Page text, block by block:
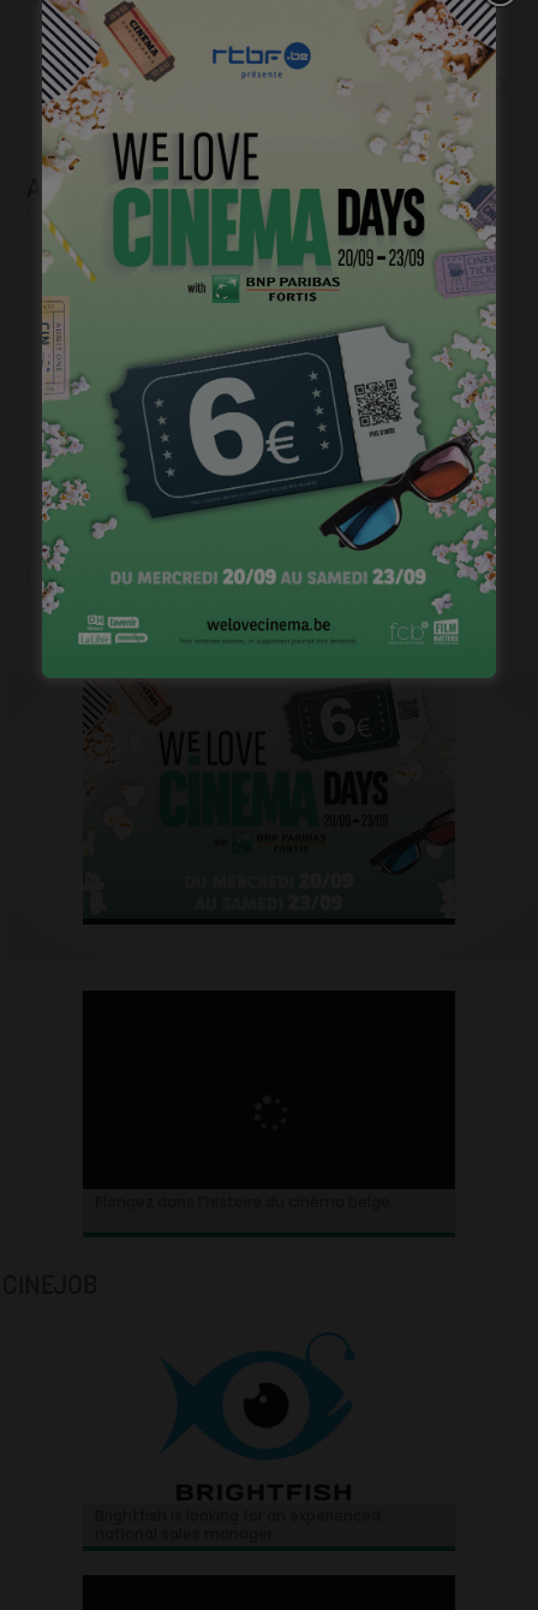
assistant.e administratif et
comptable
Suivant
Bande-annonce: « Les choses
qu’on dit, les choses qu’on fait »
avec Emilie Dequenne
Articles liés
Fin de tournage pour « Un silence » de Joachim
Lafosse
Ca tourne pour « La Vierge à l’enfant » de Binevsa
Berivan
octobre 13, 2022
Ca tourne pour « L’Autre Laurens » de Claude
Schmitz
septembre 15, 2022